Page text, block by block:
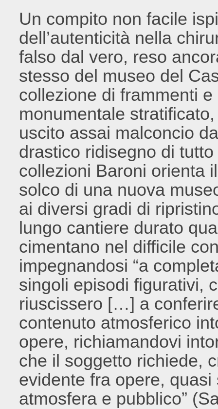
Un compito non facile
dell’autenticità nella
falso dal vero, reso
stesso del museo del
collezione di frammenti
monumentale
uscito assai malconcio
drastico ridisegno di
collezioni Baroni orienta
solco di una nuova
ai diversi gradi di
lungo cantiere durato
cimentano nel difficile
impegnandosi “a
singoli episodi figurativi,
riuscissero […] a
contenuto atmosferico
opere, richiamandovi
che il soggetto richiede,
evidente fra opere,
atmosfera e pubblico”